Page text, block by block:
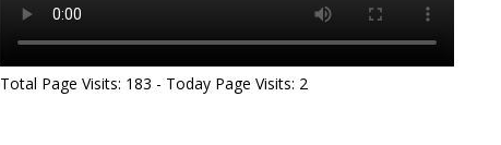
Total Page Visits: 183 - Today Page Visits: 2